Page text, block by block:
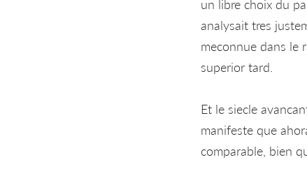
un libre choix du
analysait tres
meconnue dans le
superior tard.
Et le siecle
manifeste que
comparable, bien